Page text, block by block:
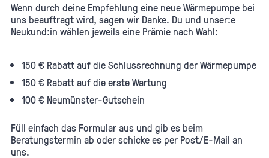
Wenn durch deine Empfehlung eine neue Wärmepumpe bei
uns beauftragt wird, sagen wir Danke. Du und unser:e
Neukund:in wählen jeweils eine Prämie nach Wahl:
150 € Rabatt auf die Schlussrechnung der Wärmepumpe
150 € Rabatt auf die erste Wartung
100 € Neumünster-Gutschein
Füll einfach das Formular aus und gib es beim
Beratungstermin ab oder schicke es per Post/E-Mail an
uns.